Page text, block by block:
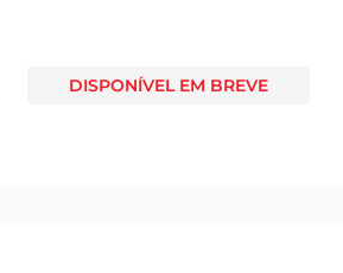
DISPONÍVEL EM BREVE